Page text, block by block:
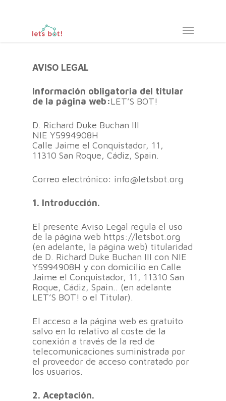
AVISO LEGAL
Información obligatoria del titular
de la página web:LET’S BOT!
D. Richard Duke Buchan III
NIE Y5994908H
Calle Jaime el Conquistador, 11,
11310 San Roque, Cádiz, Spain.
Correo electrónico: info@letsbot.org
1. Introducción.
El presente Aviso Legal regula el uso
de la página web https://letsbot.org
(en adelante, la página web) titularidad
de D. Richard Duke Buchan III con NIE
Y5994908H y con domicilio en Calle
Jaime el Conquistador, 11, 11310 San
Roque, Cádiz, Spain.. (en adelante
LET’S BOT! o el Titular).
El acceso a la página web es gratuito
salvo en lo relativo al coste de la
conexión a través de la red de
telecomunicaciones suministrada por
el proveedor de acceso contratado por
los usuarios.
2. Aceptación.